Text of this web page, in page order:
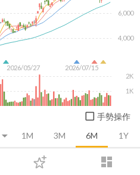
dashboard
登入
1M 3M 6M 1Y
2026/05/27 2026/07/15
4,000
6,000
1K
2K
手勢操作
消息面 財務報